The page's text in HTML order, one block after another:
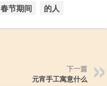
春节期间 的人
下一篇
元宵手工寓意什么